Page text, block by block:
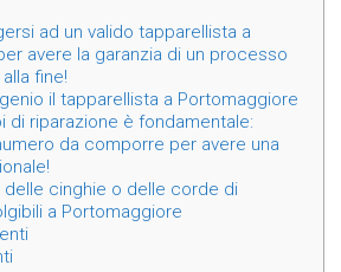
ad un valido tapparellista a
avere la garanzia di un processo
fine!
il tapparellista a Portomaggiore
di riparazione è fondamentale:
da comporre per avere una
delle cinghie o delle corde di
a Portomaggiore